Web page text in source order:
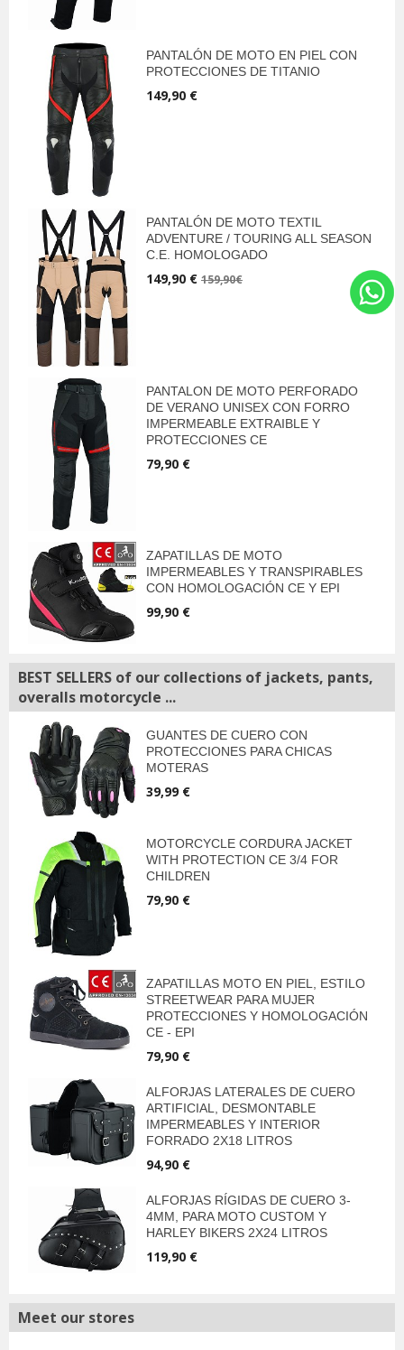
PANTALÓN DE MOTO EN PIEL CON
PROTECCIONES DE TITANIO
149,90 €
PANTALÓN DE MOTO TEXTIL
ADVENTURE / TOURING ALL SEASON
C.E. HOMOLOGADO
149,90 € 159,90€
PANTALON DE MOTO PERFORADO
DE VERANO UNISEX CON FORRO
IMPERMEABLE EXTRAIBLE Y
PROTECCIONES CE
79,90 €
ZAPATILLAS DE MOTO
IMPERMEABLES Y TRANSPIRABLES
CON HOMOLOGACIÓN CE Y EPI
99,90 €
BEST SELLERS of our collections of jackets, pants,
overalls motorcycle ...
GUANTES DE CUERO CON
PROTECCIONES PARA CHICAS
MOTERAS
39,99 €
MOTORCYCLE CORDURA JACKET
WITH PROTECTION CE 3/4 FOR
CHILDREN
79,90 €
ZAPATILLAS MOTO EN PIEL, ESTILO
STREETWEAR PARA MUJER
PROTECCIONES Y HOMOLOGACIÓN
CE - EPI
79,90 €
ALFORJAS LATERALES DE CUERO
ARTIFICIAL, DESMONTABLE
IMPERMEABLES Y INTERIOR
FORRADO 2X18 LITROS
94,90 €
ALFORJAS RÍGIDAS DE CUERO 3-
4MM, PARA MOTO CUSTOM Y
HARLEY BIKERS 2X24 LITROS
119,90 €
Meet our stores